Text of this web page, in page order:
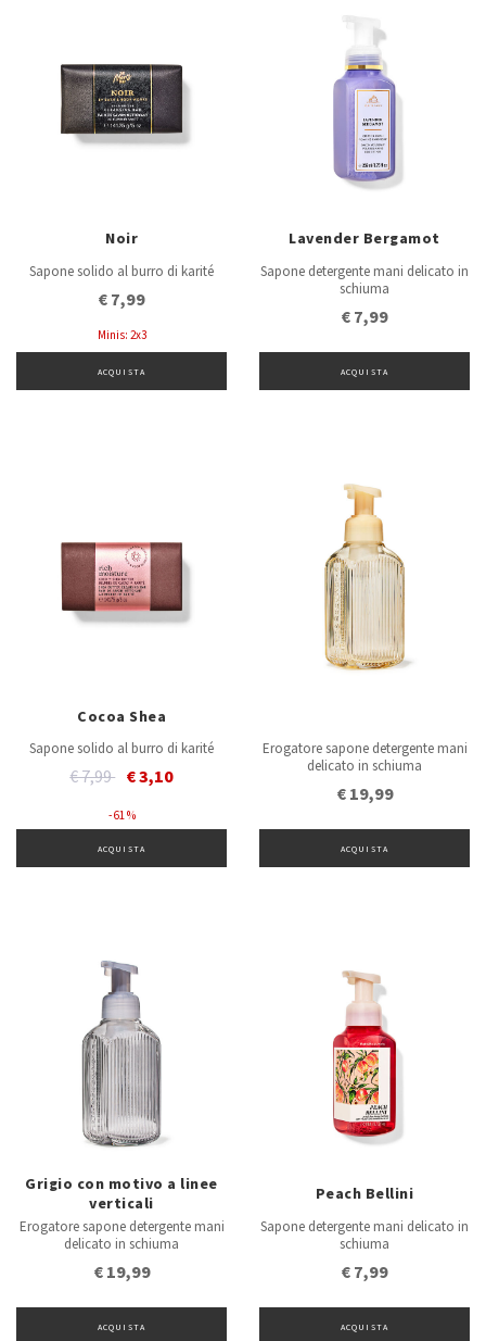
Noir
Sapone solido al burro di karité
€ 7,99
Minis: 2x3
ACQUISTA
Lavender Bergamot
Sapone detergente mani delicato in
schiuma
€ 7,99
ACQUISTA
Cocoa Shea
Sapone solido al burro di karité
Price reduced from
€ 7,99to€ 3,10
- 61 %
ACQUISTA
Erogatore sapone detergente mani
delicato in schiuma
€ 19,99
ACQUISTA
Grigio con motivo a linee
verticali
Erogatore sapone detergente mani
delicato in schiuma
€ 19,99
ACQUISTA
Peach Bellini
Sapone detergente mani delicato in
schiuma
€ 7,99
ACQUISTA